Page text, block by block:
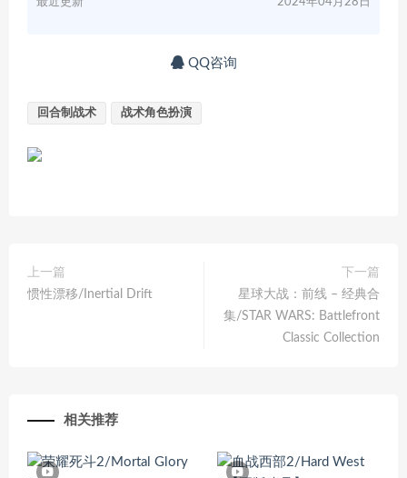
QQ咨询
回合制战术 战术角色扮演
上一篇
惯性漂移/Inertial Drift
下一篇
星球大战：前线 – 经典合
集/STAR WARS: Battlefront
Classic Collection
相关推荐